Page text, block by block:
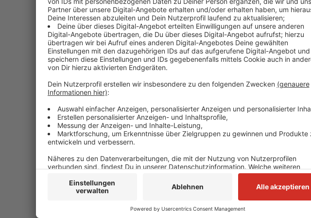
Das zwischen 9 und 16 Uhr. Dafür wird immer wieder
gesperrt. Eine Spur wird immer befahrbar sein, heißt es
Anzeige